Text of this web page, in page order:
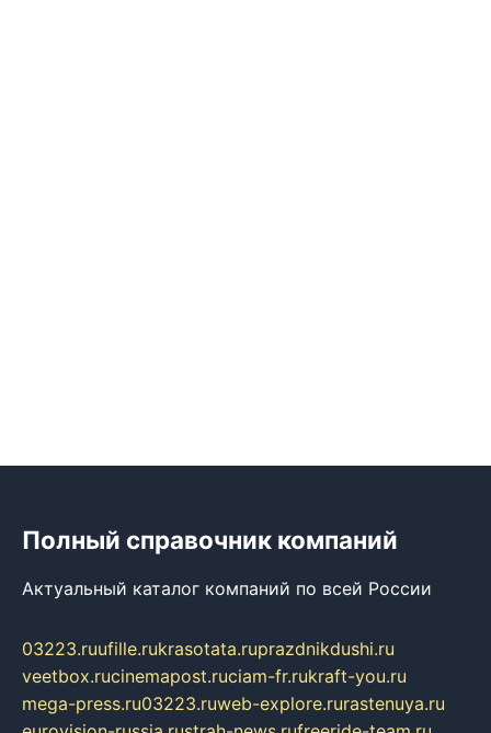
Полный справочник компаний
Актуальный каталог компаний по всей России
03223.ruufille.rukrasotata.ruprazdnikdushi.ru
veetbox.rucinemapost.ruciam-fr.rukraft-you.ru
mega-press.ru03223.ruweb-explore.rurastenuya.ru